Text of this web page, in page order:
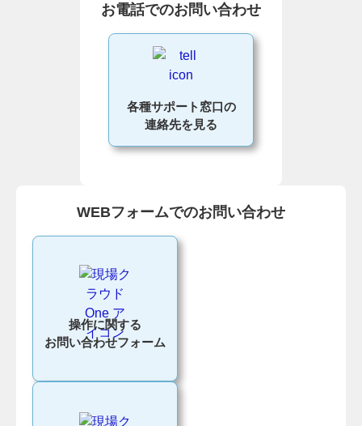
お電話でのお問い合わせ
各種サポート窓口の
連絡先を見る
WEBフォームでのお問い合わせ
操作に関する
お問い合わせフォーム